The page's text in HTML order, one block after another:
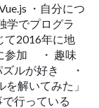
・自分につ
学でプログラ
2016年に地
参加 ・ 趣味
ズルが好き ・
解いてみた」
行っている